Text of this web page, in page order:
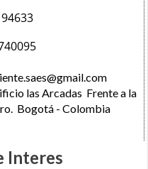
las Arcadas Frente a la
Bogotá - Colombia
Interes